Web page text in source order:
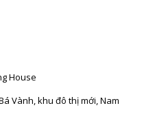
House
Vành, khu đô thị mới, Nam